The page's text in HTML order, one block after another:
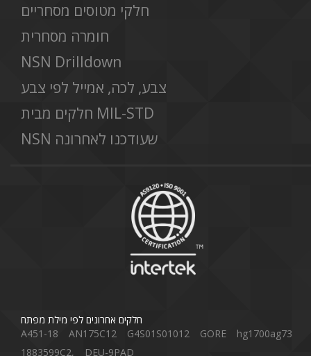
חלקי מטוסים מסחריים
חומרה מסחרית
NSN Drilldown
צבע, לכה, אמייל לפי צבע
חלקים מבית MIL-STD
NSN שעודכנו לאחרונה
חלקים אחרונים לפי מילת מפתח
A451-18
AN175C12 G4S01S01012 GORE
hg1700ag73
1883599C2,
DEU-9PAD